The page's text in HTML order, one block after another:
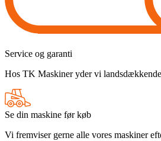
Service og garanti
Hos TK Maskiner yder vi
Se din maskine før køb
Vi fremviser gerne alle vores maskiner